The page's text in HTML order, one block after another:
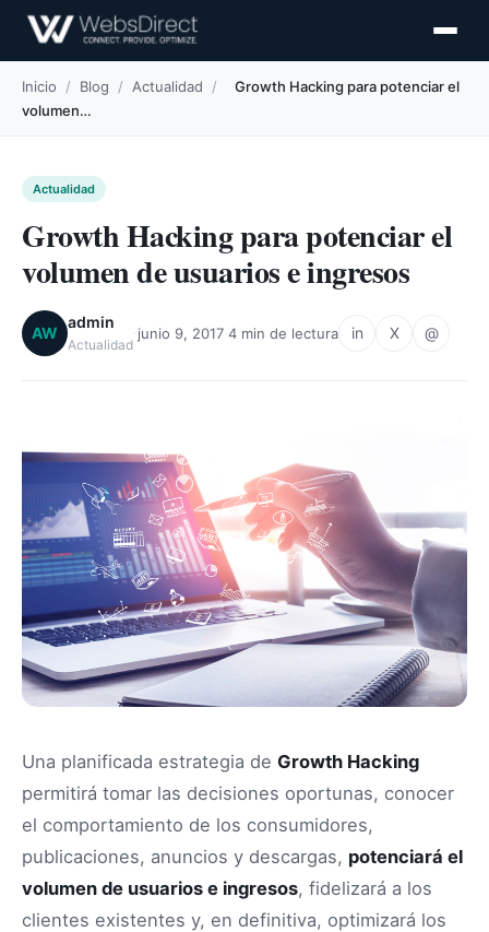
Inicio / Blog / Actualidad /
Growth Hacking para potenciar el
volumen…
Actualidad
Growth Hacking para potenciar el
volumen de usuarios e ingresos
AW
admin
Actualidad
junio 9, 2017 4 min de lectura in X @
Una planificada estrategia de Growth Hacking
permitirá tomar las decisiones oportunas, conocer
el comportamiento de los consumidores,
publicaciones, anuncios y descargas, potenciará el
volumen de usuarios e ingresos, fidelizará a los
clientes existentes y, en definitiva, optimizará los